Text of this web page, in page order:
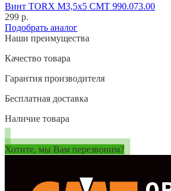
Винт TORX M3,5x5 CMT 990.073.00
299 р.
Подобрать аналог
Наши преимущества
Качество товара
Гарантия производителя
Бесплатная доставка
Наличие товара
Хотите, мы Вам перезвоним?